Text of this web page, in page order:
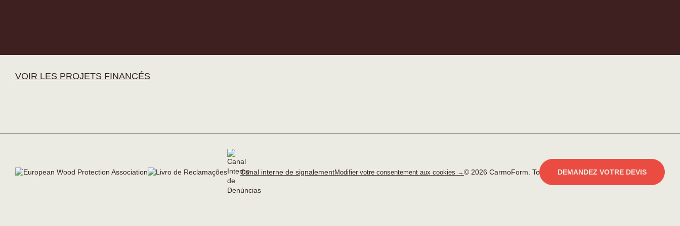
DEMANDEZ VOTRE DEVIS
VOIR LES PROJETS FINANCÉS
Canal interne de signalementModifier votre consentement aux cookies →© 2026 CarmoForm. Tous droits réservés. réalisé par KOBU